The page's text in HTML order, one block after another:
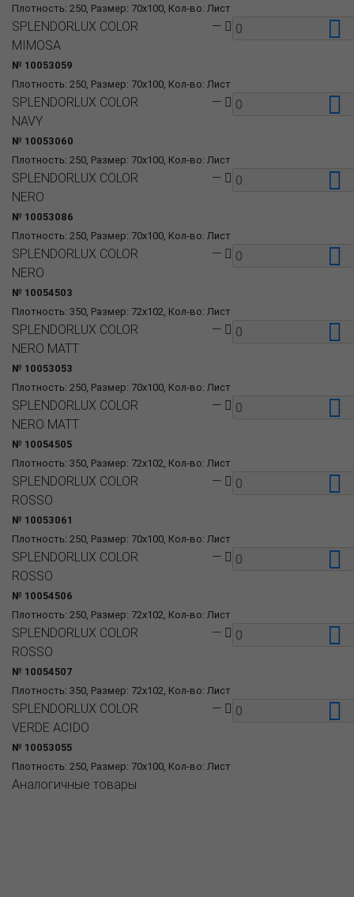
Плотность: 250, Размер: 70x100, Кол-во: Лист
Плотность: 250, Размер: 70x100, Кол-во: Лист
SPLENDORLUX COLOR
MIMOSA
№ 10053059
—
Плотность: 250, Размер: 70x100, Кол-во: Лист
SPLENDORLUX COLOR
NAVY
№ 10053060
—
Плотность: 250, Размер: 70x100, Кол-во: Лист
SPLENDORLUX COLOR
NERO
№ 10053086
—
Плотность: 350, Размер: 72x102, Кол-во: Лист
SPLENDORLUX COLOR
NERO
№ 10054503
—
Плотность: 250, Размер: 70x100, Кол-во: Лист
SPLENDORLUX COLOR
NERO MATT
№ 10053053
—
Плотность: 350, Размер: 72x102, Кол-во: Лист
SPLENDORLUX COLOR
NERO MATT
№ 10054505
—
Плотность: 250, Размер: 70x100, Кол-во: Лист
SPLENDORLUX COLOR
ROSSO
№ 10053061
—
Плотность: 250, Размер: 72x102, Кол-во: Лист
SPLENDORLUX COLOR
ROSSO
№ 10054506
—
Плотность: 350, Размер: 72x102, Кол-во: Лист
SPLENDORLUX COLOR
ROSSO
№ 10054507
—
Плотность: 250, Размер: 70x100, Кол-во: Лист
SPLENDORLUX COLOR
VERDE ACIDO
№ 10053055
—
Аналогичные товары